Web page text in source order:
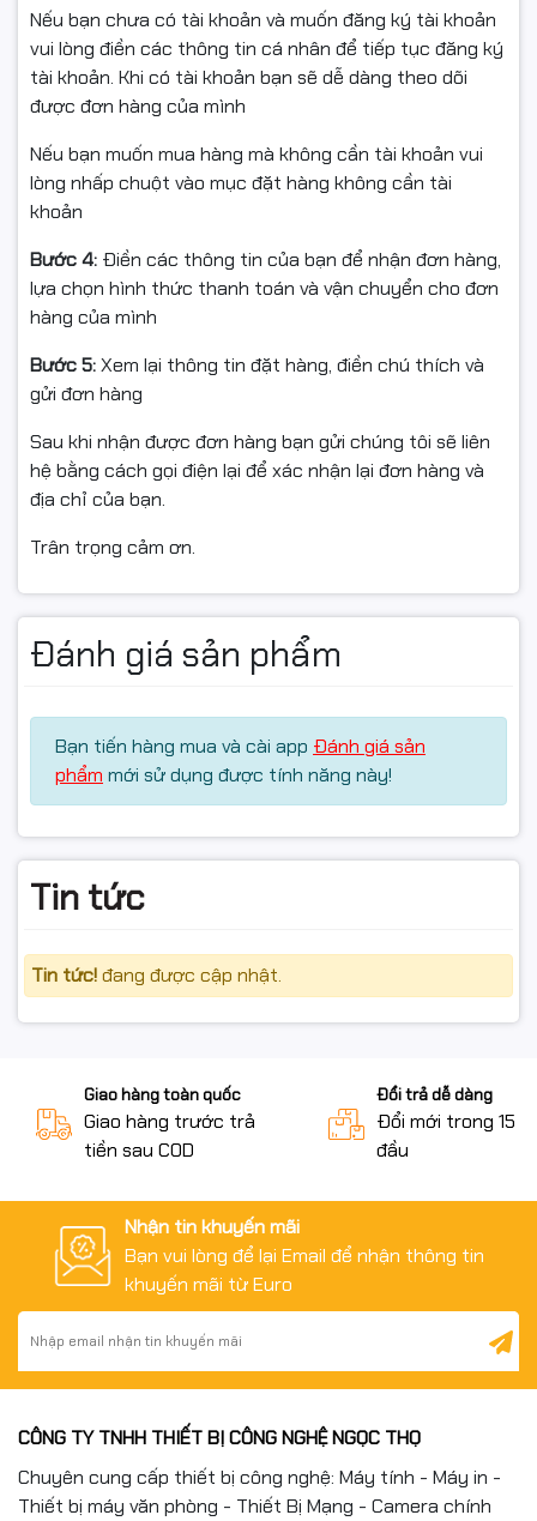
- Bắt buộc quay video mở gói từ lúc còn nguyên băng
keo/thùng đến khi thấy sản phẩm bên trong (làm căn
cứ nếu: móp méo, vỡ, giao nhầm, thiếu hàng).
- Hỗ trợ đổi/hoàn khi: giao sai mẫu, thiếu hàng, hoặc lỗi
kỹ thuật được shop xác nhận.
- Hàng gửi lại phải: còn nguyên vẹn, không bung seal,
không đổ/tái nạp mực, không dính mực do tự thao tác,
đủ hộp/tem/phụ kiện/hóa đơn (nếu có).
- Không hỗ trợ đổi/hoàn nếu: dùng cho sai dòng máy,
đã tự đổ mực/tái nạp/tháo hộp, làm hỏng do lắp sai,
#hopmucCanon #mucinHP #mucinCanon
#ngocthocomputer #mucdomayin
Nếu bạn chưa có tài khoản và muốn đăng ký tài khoản
vui lòng điền các thông tin cá nhân để tiếp tục đăng ký
tài khoản. Khi có tài khoản bạn sẽ dễ dàng theo dõi
được đơn hàng của mình
Nếu bạn muốn mua hàng mà không cần tài khoản vui
lòng nhấp chuột vào mục đặt hàng không cần tài
khoản
Bước 4: Điền các thông tin của bạn để nhận đơn hàng,
lựa chọn hình thức thanh toán và vận chuyển cho đơn
hàng của mình
Bước 5:Xem lại thông tin đặt hàng, điền chú thích và
gửi đơn hàng
Sau khi nhận được đơn hàng bạn gửi chúng tôi sẽ liên
hệ bằng cách gọi điện lại để xác nhận lại đơn hàng và
địa chỉ của bạn.
Trân trọng cảm ơn.
Đánh giá sản phẩm
Bạn tiến hàng mua và cài app Đánh giá sản
phẩm mới sử dụng được tính năng này!
Tin tức
Tin tức!đang được cập nhật.
Giao hàng toàn quốc
Giao hàng trước trả
tiền sau COD
Đổi trả dễ dàng
Đổi mới trong 15
đầu
Nhận tin khuyến mãi
Bạn vui lòng để lại Email để nhận thông tin
khuyến mãi từ Euro
CÔNG TY TNHH THIẾT BỊ CÔNG NGHỆ NGỌC THỌ
Chuyên cung cấp thiết bị công nghệ: Máy tính - Máy in -
Thiết bị máy văn phòng - Thiết Bị Mạng - Camera chính